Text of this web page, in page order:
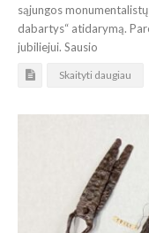
sąjungos
dabartys“ atidarymą.
jubiliejui. Sausio
Skaityti daugiau